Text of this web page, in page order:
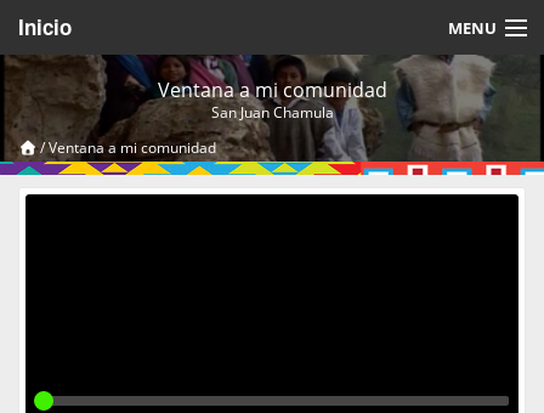
Inicio MENU
Acerca de
Videos Temáticos
Cerrar Sesión
Ventana a mi comunidad
San Juan Chamula
/Ventana a mi comunidad